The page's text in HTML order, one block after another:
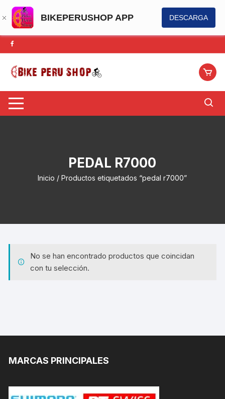
BIKEPERUSHOP APP DESCARGA
Saltar
al
contenido
PEDAL R7000
Inicio / Productos etiquetados “pedal r7000”
No se han encontrado productos que coincidan
con tu selección.
MARCAS PRINCIPALES